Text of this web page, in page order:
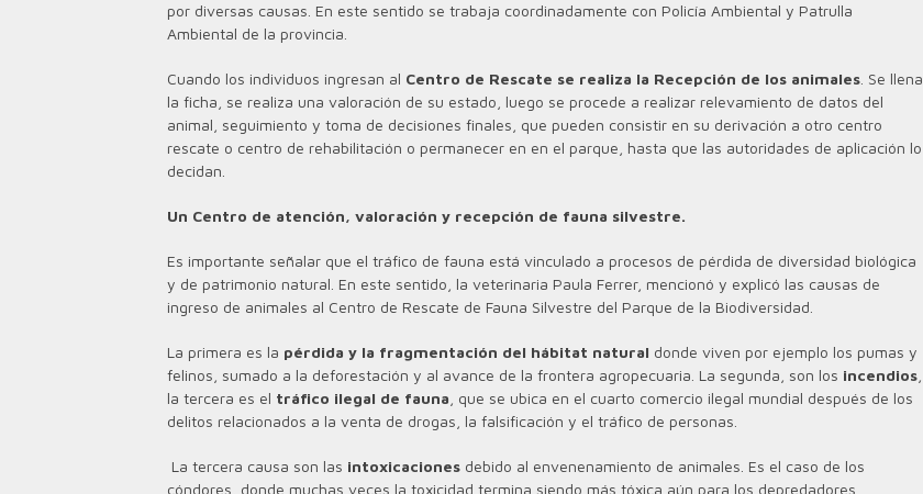
por diversas causas. En este sentido se trabaja coordinadamente con Policía Ambiental y Patrulla
Ambiental de la provincia.
Cuando los individuos ingresan al Centro de Rescate se realiza la Recepción de los animales . Se llena
la ficha, se realiza una valoración de su estado, luego se procede a realizar relevamiento de datos del
animal, seguimiento y toma de decisiones finales, que pueden consistir en su derivación a otro centro
rescate o centro de rehabilitación o permanecer en en el parque, hasta que las autoridades de aplicación lo
decidan.
Un Centro de atención, valoración y recepción de fauna silvestre.
Es importante señalar que el tráfico de fauna está vinculado a procesos de pérdida de diversidad biológica
y de patrimonio natural. En este sentido, la veterinaria Paula Ferrer, mencionó y explicó las causas de
ingreso de animales al Centro de Rescate de Fauna Silvestre del Parque de la Biodiversidad.
La primera es la pérdida y la fragmentación del hábitat natural donde viven por ejemplo los pumas y
felinos, sumado a la deforestación y al avance de la frontera agropecuaria. La segunda, son los incendios
la tercera es el tráfico ilegal de fauna , que se ubica en el cuarto comercio ilegal mundial después de los
delitos relacionados a la venta de drogas, la falsificación y el tráfico de personas.
La tercera causa son las intoxicaciones debido al envenenamiento de animales. Es el caso de los
cóndores, donde muchas veces la toxicidad termina siendo más tóxica aún para los depredadores